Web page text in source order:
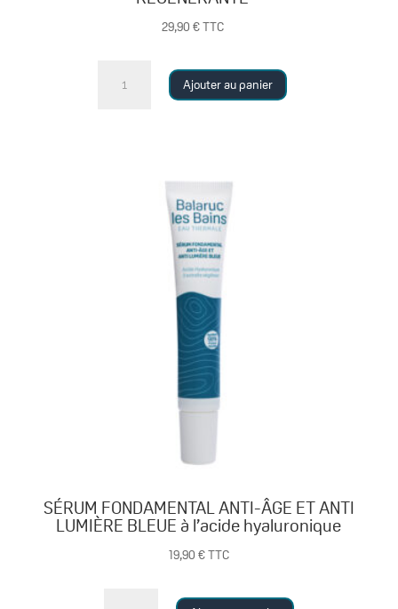
29,90 €TTC
RÉGÉNÉRANTE
Ajouter au panier
SÉRUM FONDAMENTAL ANTI-ÂGE ET ANTI
LUMIÈRE BLEUE à l’acide hyaluronique
19,90 €TTC